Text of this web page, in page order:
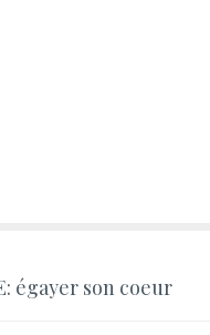
égayer son coeur